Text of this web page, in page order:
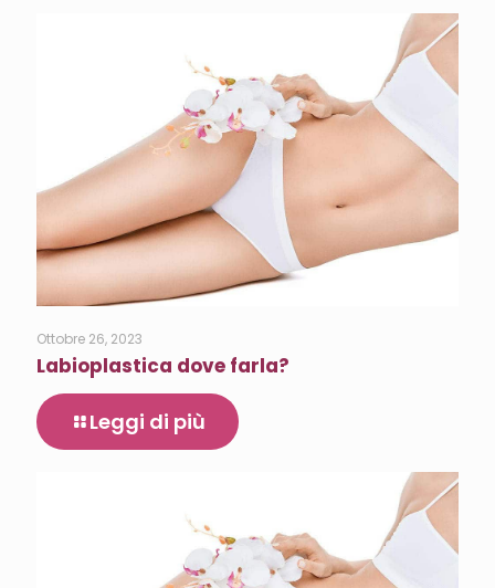
Ottobre 26, 2023
Labioplastica dove farla?
Leggi di più